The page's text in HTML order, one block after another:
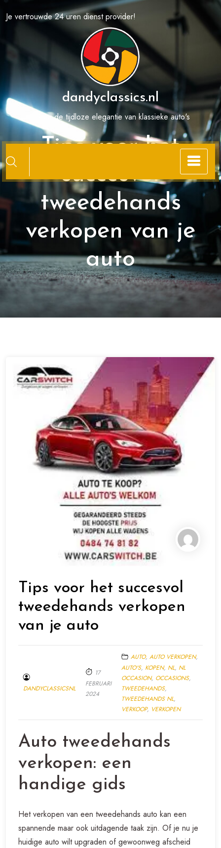
naar
inhoud
Je vertrouwde 24 uren dienst provider!
dandyclassics.nl
Ervaar de tijdloze elegantie van klassieke auto's
Tips voor het
succesvol
tweedehands
verkopen van je
auto
Tips voor het succesvol
tweedehands verkopen
van je auto
DANDYCLASSICSNL
17
FEBRUARI
2024
AUTO, AUTO VERKOPEN,
AUTO'S, KOPEN, NL, NL
OCCASION, OCCASIONS,
TWEEDEHANDS,
TWEEDEHANDS NL,
VERKOOP, VERKOPEN
Auto tweedehands
verkopen: een
handige gids
Het verkopen van een tweedehands auto kan een
spannende maar ook uitdagende taak zijn. Of je nu je
huidige auto wilt upgraden of gewoonweg afscheid